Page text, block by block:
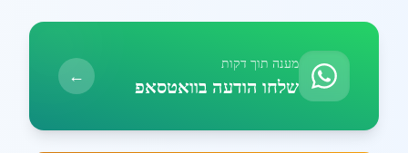
מענה תוך דקות
שלחו הודעה בוואטסאפ ←